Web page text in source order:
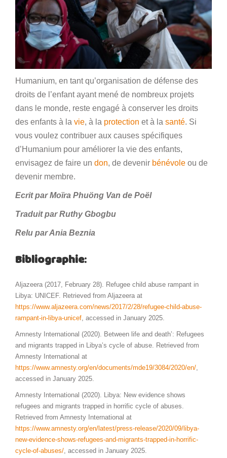
Humanium, en tant qu’organisation de défense des
droits de l’enfant ayant mené de nombreux projets
dans le monde, reste engagé à conserver les droits
des enfants à la vie, à la protection et à la santé. Si
vous voulez contribuer aux causes spécifiques
d’Humanium pour améliorer la vie des enfants,
envisagez de faire un don, de devenir bénévole ou de
devenir membre.
Ecrit par Moïra Phuöng Van de Poël
Traduit par Ruthy Gbogbu
Relu par Ania Beznia
Bibliographie:
Aljazeera (2017, February 28). Refugee child abuse rampant in
Libya: UNICEF. Retrieved from Aljazeera at
https://www.aljazeera.com/news/2017/2/28/refugee-child-abuse-
rampant-in-libya-unicef , accessed in January 2025.
Amnesty International (2020). Between life and death’: Refugees
and migrants trapped in Libya’s cycle of abuse. Retrieved from
Amnesty International at
https://www.amnesty.org/en/documents/mde19/3084/2020/en/
accessed in January 2025.
Amnesty International (2020). Libya: New evidence shows
refugees and migrants trapped in horrific cycle of abuses.
Retrieved from Amnesty International at
https://www.amnesty.org/en/latest/press-release/2020/09/libya-
new-evidence-shows-refugees-and-migrants-trapped-in-horrific-
cycle-of-abuses/ , accessed in January 2025.